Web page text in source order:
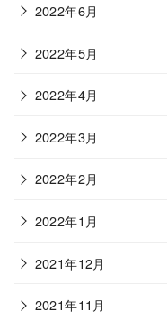
2022年6月
2022年5月
2022年4月
2022年3月
2022年2月
2022年1月
2021年12月
2021年11月